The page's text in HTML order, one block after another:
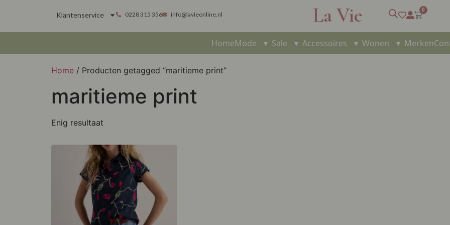
Klantenservice 0228 315 356 info@lavieonline.nl La Vie 0
HomeMode ▾ Sale ▾ Accessoires ▾ Wonen ▾ Merken
Home / Producten getagged “maritieme print”
maritieme print
Enig resultaat